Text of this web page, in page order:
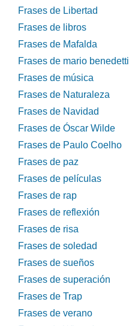
Frases de Libertad
Frases de libros
Frases de Mafalda
Frases de mario benedetti
Frases de música
Frases de Naturaleza
Frases de Navidad
Frases de Óscar Wilde
Frases de Paulo Coelho
Frases de paz
Frases de películas
Frases de rap
Frases de reflexión
Frases de risa
Frases de soledad
Frases de sueños
Frases de superación
Frases de Trap
Frases de verano